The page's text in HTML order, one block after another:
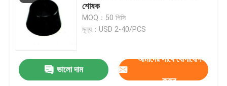
শোষক
MOQ：50 পিসি
মূল্য：USD 2-40/PCS
ভালো দাম
আমাদের সাথে যোগাযোগ
করুন